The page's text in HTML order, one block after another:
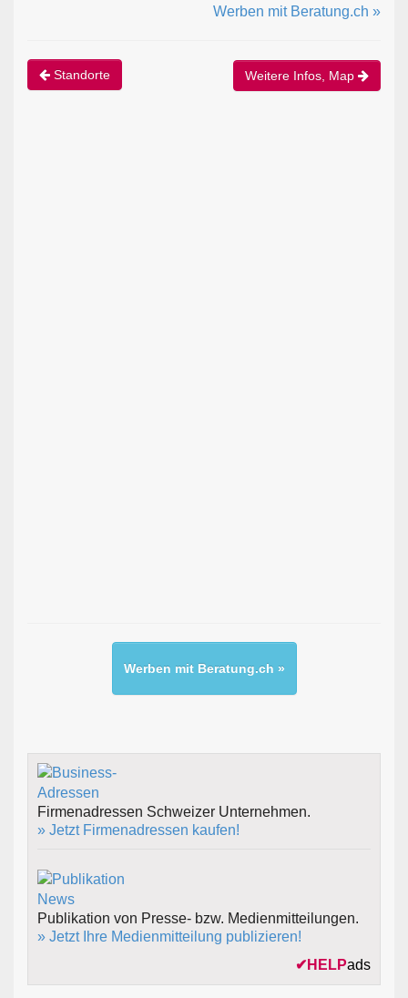
Werben mit Beratung.ch »
Standorte Weitere Infos, Map
Werben mit Beratung.ch »
Firmenadressen Schweizer Unternehmen.
» Jetzt Firmenadressen kaufen!
Publikation von Presse- bzw. Medienmitteilungen.
» Jetzt Ihre Medienmitteilung publizieren!
✔ HELPads